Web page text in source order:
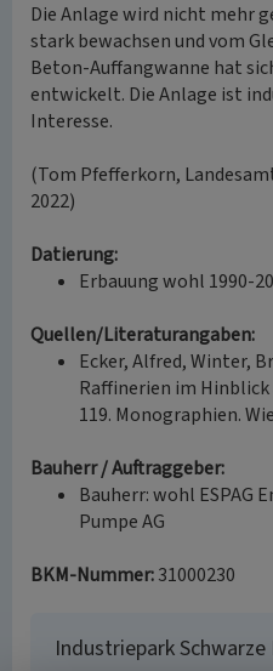
Die Anlage wird nicht
stark bewachsen und vom
Beton-Auffangwanne hat
entwickelt. Die Anlage ist
Interesse.
(Tom Pfefferkorn,
2022)
Datierung:
Erbauung wohl 1990-
Quellen/Literaturangaben:
Ecker, Alfred, Winter,
Raffinerien im Hinblick
119. Monographien.
Bauherr / Auftraggeber:
Bauherr: wohl ESPAG
Pumpe AG
BKM-Nummer:31000230
Industriepark